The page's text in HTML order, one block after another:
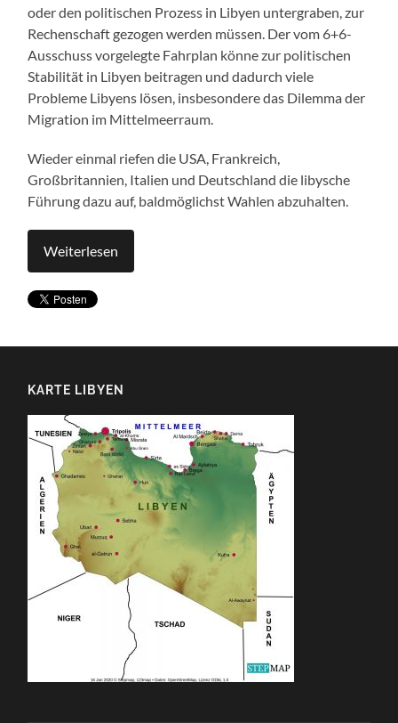
oder den politischen Prozess in Libyen untergraben, zur
Rechenschaft gezogen werden müssen. Der vom 6+6-
Ausschuss vorgelegte Fahrplan könne zur politischen
Stabilität in Libyen beitragen und dadurch viele
Probleme Libyens lösen, insbesondere das Dilemma der
Migration im Mittelmeerraum.
Wieder einmal riefen die USA, Frankreich,
Großbritannien, Italien und Deutschland die libysche
Führung dazu auf, baldmöglichst Wahlen abzuhalten.
Weiterlesen
KARTE LIBYEN